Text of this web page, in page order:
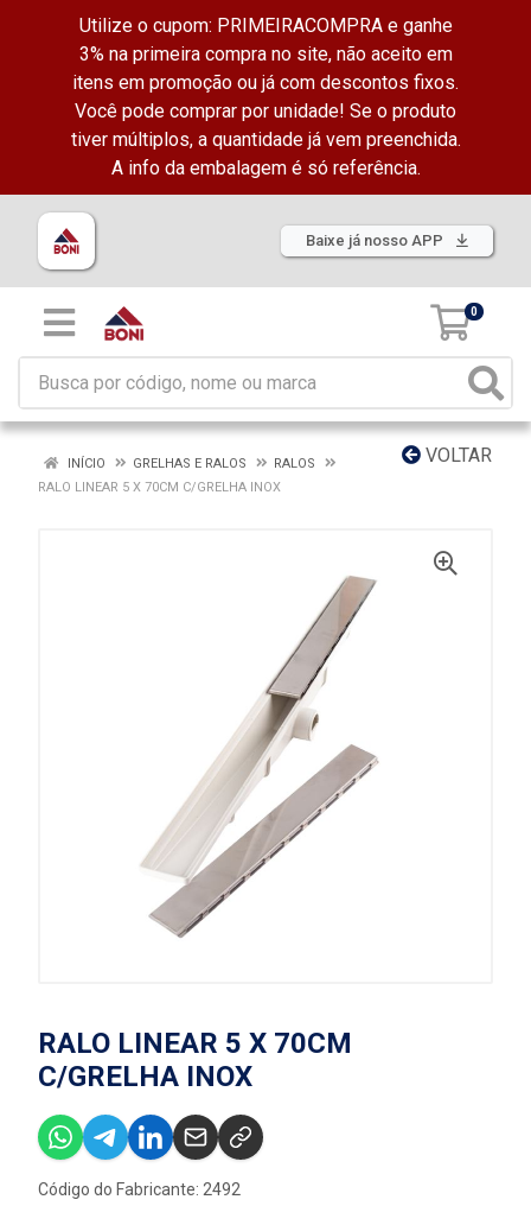
Utilize o cupom: PRIMEIRACOMPRA e ganhe
3% na primeira compra no site, não aceito em
itens em promoção ou já com descontos fixos.
Você pode comprar por unidade! Se o produto
tiver múltiplos, a quantidade já vem preenchida.
A info da embalagem é só referência.
Baixe já nosso APP
0
VOLTAR
INÍCIO GRELHAS E RALOS
RALOS
RALO LINEAR 5 X 70CM C/GRELHA INOX
RALO LINEAR 5 X 70CM
C/GRELHA INOX
Código do Fabricante: 2492